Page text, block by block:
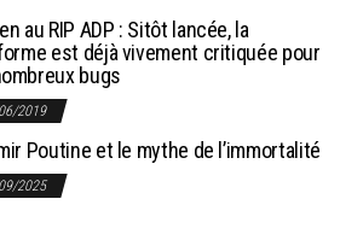
au RIP ADP : Sitôt lancée, la
est déjà vivement critiquée pour
bugs
2019
Poutine et le mythe de l’immortalité
2025